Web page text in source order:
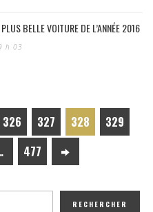
BELLE VOITURE DE L’ANNÉE 2016
h 03
326 327 328
329
477
RECHERCHER